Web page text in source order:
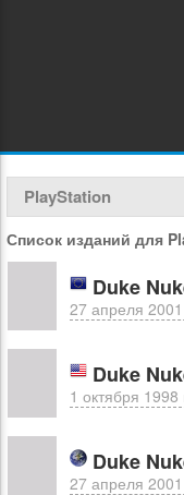
PlayStation
Список изданий для
Duke
27 апреля 2001
Duke
1 октября 1998
Duke
27 апреля 2001